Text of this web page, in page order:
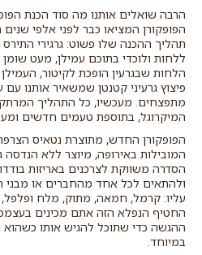
הרבה שואלים אותנו מה סוד הכנת
הפופקורן המציאו כבר לפני אלפי שנים
תהליך ההכנה שלו פשוט: גרגירי
ללחות ולוכדי בתוכם עמילן, מעט
הלחות שבגרעין הופכת לקיטור,
פיצוץ גרעיני קטנטן שמשאיר אותנו עם
מתפצחים. מעכשיו, כל התהליך
המיקרוגל, בתוספת טעמים חדשים
הפופקורן החדש, מתוצרת נטאיס
המובילות באירופה, מיוצר ללא הנדסה
הסדרה משווקת לצרכנים באריזות
ולהתאים לכל אחד מהחברים או
עליו: קרמל, חמאה, מתוק, מלח ופלפל,
החטיף הנפלא הזה אתם מכינים
ההגשה כדי שתוכל להגיש אותו כשהוא
במיוחד.